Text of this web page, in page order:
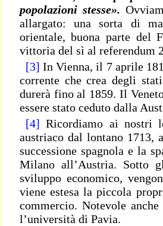
popolazioni stesse».
allargato: una sorta di
orientale, buona parte del
vittoria del sì al referendum
[3] In Vienna, il 7 aprile
corrente che crea degli
durerà fino al 1859. Il
essere stato ceduto dalla
[4] Ricordiamo ai nostri
austriaco dal lontano 1713,
successione spagnola e la
Milano all’Austria. Sotto
sviluppo economico,
viene estesa la piccola
commercio. Notevole
l’università di Pavia.